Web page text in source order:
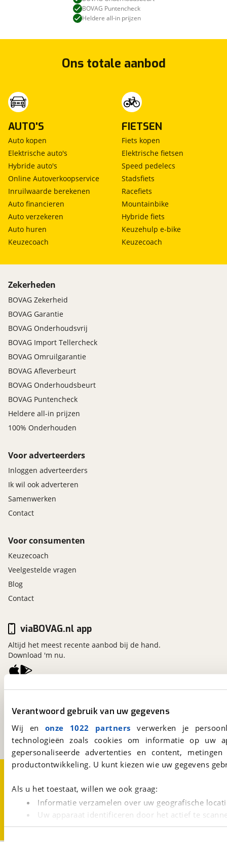
Verantwoord gebruik van uw gegevens
Wij en onze 1022 partners verwerken je
technologieën zoals cookies om informatie op
gepersonaliseerde advertenties en content,
productontwikkeling. U kunt kiezen wie uw gegevens
Als u het toestaat, willen we ook graag:
Informatie verzamelen over uw geografische
Uw apparaat identificeren door het actief te
Lees meer over hoe uw persoonlijke gegevens worden
BOVAG Puntencheck
Heldere all-in prijzen
Ons totale aanbod
AUTO'S
Auto kopen
Elektrische auto's
Hybride auto's
Online Autoverkoopservice
Inruilwaarde berekenen
Auto financieren
Auto verzekeren
Auto huren
Keuzecoach
FIETSEN
Fiets kopen
Elektrische fietsen
Speed pedelecs
Stadsfiets
Racefiets
Mountainbike
Hybride fiets
Keuzehulp e-bike
Keuzecoach
Zekerheden
BOVAG Zekerheid
BOVAG Garantie
BOVAG Onderhoudsvrij
BOVAG Import Tellercheck
BOVAG Omruilgarantie
BOVAG Afleverbeurt
BOVAG Onderhoudsbeurt
BOVAG Puntencheck
Heldere all-in prijzen
100% Onderhouden
Voor adverteerders
Inloggen adverteerders
Ik wil ook adverteren
Samenwerken
Contact
Voor consumenten
Keuzecoach
Veelgestelde vragen
Blog
Contact
Kosterijland15
3981 AJ Bunnik
Een initiatief van
BOVAG
viaBOVAG.nl app
Altijd het meest recente aanbod bij de hand.
Download 'm nu.
Over viaBOVAG.nlDisclaimer- en Privacyverklaring